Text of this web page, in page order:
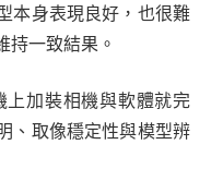
本身表現良好，也很難
持一致結果。
上加裝相機與軟體就完
、取像穩定性與模型辨